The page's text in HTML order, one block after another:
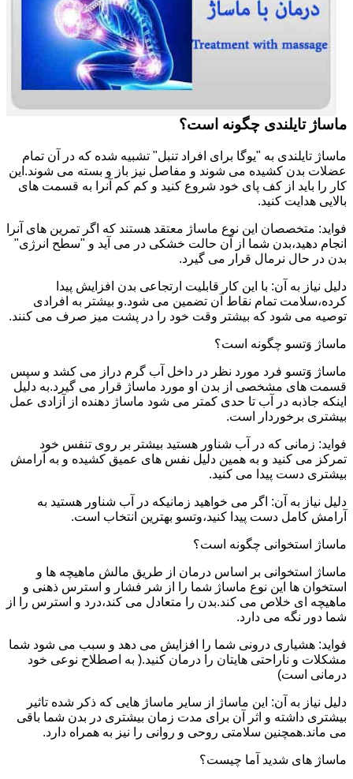
ماساژ تایلندی چگونه است؟
ماساژ تایلندی به "یوگا برای افراد تنبل" تشبیه شده که در آن تمام
عضلات بدن کشیده می شوند و مفاصل نیز باز و بسته می شوند.این
کار را باید از کف پای خود شروع کنید و کم کم آنرا به قسمت های
بالایی هدایت کنید.
فواید: متخصصان این نوع ماساژ معتقد هستند که اگر تمرین های آنرا
انجام دهید،بدن شما از آن حالت خشکی در می آید و "سطح انرژی"
بدن در حال نرمال قرار می گیرد.
دلیل نیاز به آن: با این کار قابلیت ارتجاعی بدن افزایش پیدا
کرده،سلامت تمام نقاط آن تضمین می شود.و بیشتر به افرادی
توصیه می شود که بیشتر وقت خود را در پشت میز صرف می کنند.
ماساژ وَتسو چگونه است؟
ماساژ وَتسو فرد مورد نظر در داخل آب گرم دراز می کشد و سپس
قسمت های مشخصی از بدن او مورد ماساژ قرار می گیرد.به دلیل
اینکه جاذبه در آب تا حدی کمتر می شود ماساژ دهنده از آزادی عمل
بیشتری برخوردار است.
فواید: زمانی که در آب شناور هستید بیشتر بر روی تنفس خود
تمرکز می کنید و به همین دلیل نفس های عمیق کشیده و به آرامش
بیشتری دست پیدا می کنید.
دلیل نیاز به آن: اگر می خواهید زمانیکه در آب شناور هستید به
آرامش کامل دست پیدا کنید،وتسو بهترین انتخاب است.
ماساژ استخوانی چگونه است؟
ماساژ استخوانی بر اساس درمان از طریق مالش ماهیچه ها و
استخوان ها این نوع ماساژ شما را از شر فشار و استرس ذهنی و
ماهیچه ای خلاص می کند.بدن را متعادل می کند،درد و استرس را از
شما دور نگه می دارد.
فواید: هشیاری درونی شما را افزایش می دهد و سبب می شود شما
مشکلات و ناراحتی هایتان را درمان کنید.( به اصطلاح نوعی خود
درمانی است)
دلیل نیاز به آن: این ماساژ از سایر ماساژ هایی که ذکر شده تاثیر
بیشتری داشته و اثر آن برای مدت زمان بیشتری در بدن شما باقی
می ماند.همچنین سلامتی روحی و روانی را نیز به همراه دارد.
ماساژ های شدید آما چیست؟